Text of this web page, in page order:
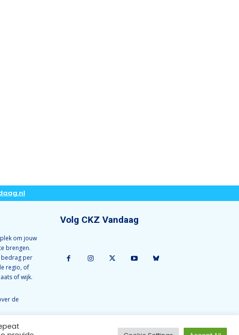
om jouw
brengen.
bedrag per
regio, of
of wijk.
de
Volg CKZ Vandaag